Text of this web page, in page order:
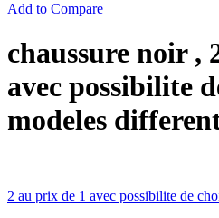
Add to Compare
chaussure noir ,
avec possibilite
modeles
2 au prix de 1 avec possibilite de